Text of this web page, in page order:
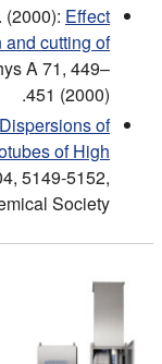
(2000): Effect
cutting of
A 71, 449–
451 (2000).
Dispersions of
of High
5149-5152,
Society.